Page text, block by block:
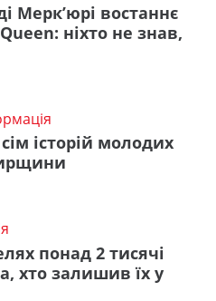
Мерк’юрі востаннє
ніхто не знав,
історій молодих
понад 2 тисячі
хто залишив їх у